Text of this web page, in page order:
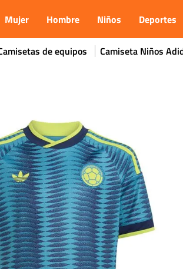
Mujer Hombre Niños Deportes
de equipos Camiseta Niños